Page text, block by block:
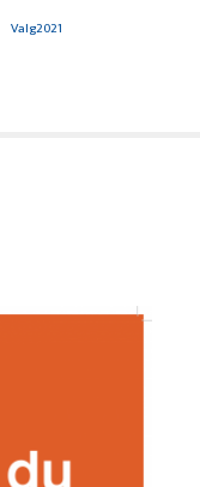
Valg2021